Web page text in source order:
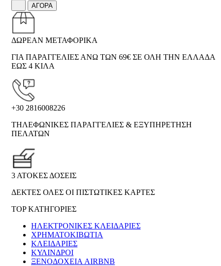
ΑΓΟΡΑ
ΔΩΡΕΑΝ ΜΕΤΑΦΟΡΙΚΑ
ΓΙΑ ΠΑΡΑΓΓΕΛΙΕΣ ΑΝΩ ΤΩΝ 69€ ΣΕ ΟΛΗ ΤΗΝ ΕΛΛΑΔΑ
ΕΩΣ 4 ΚΙΛΑ
+30 2816008226
ΤΗΛΕΦΩΝΙΚΕΣ ΠΑΡΑΓΓΕΛΙΕΣ & ΕΞΥΠΗΡΕΤΗΣΗ
ΠΕΛΑΤΩΝ
3 ΑΤΟΚΕΣ ΔΟΣΕΙΣ
ΔΕΚΤΕΣ ΟΛΕΣ ΟΙ ΠΙΣΤΩΤΙΚΕΣ ΚΑΡΤΕΣ
TOP ΚΑΤΗΓΟΡΙΕΣ
ΗΛΕΚΤΡΟΝΙΚΈΣ ΚΛΕΙΔΑΡΙΈΣ
ΧΡΗΜΑΤΟΚΙΒΏΤΙΑ
ΚΛΕΙΔΑΡΙΈΣ
ΚΎΛΙΝΔΡΟΙ
ΞΕΝΟΔΟΧΕΊΑ AIRBNB